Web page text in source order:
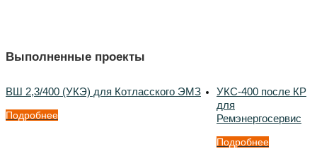
Выполненные проекты
ВШ 2,3/400 (УКЭ) для Котласского ЭМЗ
Подробнее
УКС-400 после КР
для
Ремэнергосервис
Подробнее